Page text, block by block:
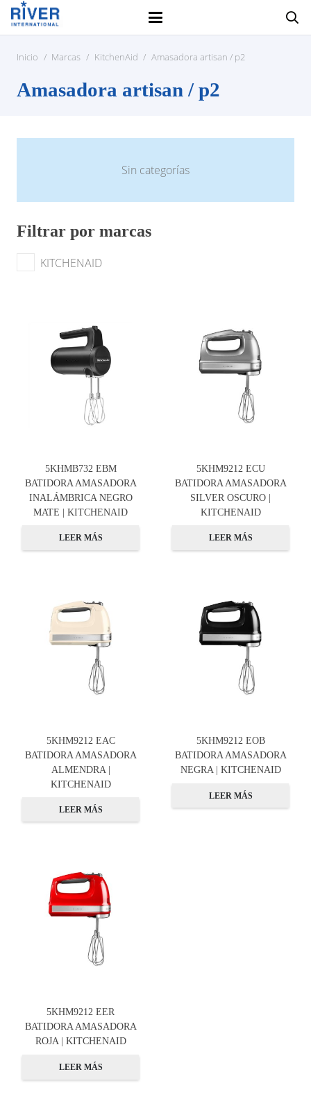
Inicio / Marcas / KitchenAid / Amasadora artisan / p2
Amasadora artisan / p2
Sin categorías
Filtrar por marcas
KITCHENAID
5KHMB732 EBM
BATIDORA AMASADORA
INALÁMBRICA NEGRO
MATE | KITCHENAID
LEER MÁS
5KHM9212 ECU
BATIDORA AMASADORA
SILVER OSCURO |
KITCHENAID
LEER MÁS
5KHM9212 EAC
BATIDORA AMASADORA
ALMENDRA |
KITCHENAID
LEER MÁS
5KHM9212 EOB
BATIDORA AMASADORA
NEGRA | KITCHENAID
LEER MÁS
5KHM9212 EER
BATIDORA AMASADORA
ROJA | KITCHENAID
LEER MÁS